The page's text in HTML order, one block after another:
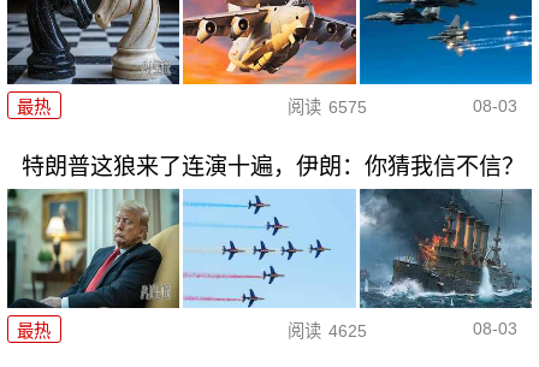
最热 阅读 6575 08-03
特朗普这狼来了连演十遍，伊朗：你猜我信不信？
最热 阅读 4625 08-03